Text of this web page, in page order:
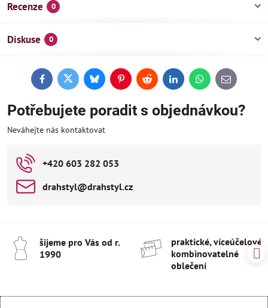
Recenze 0
Diskuse 0
FacebookTwitterBlueskyPinterestReddit LinkedInWhatsApp
E-
mail
Potřebujete poradit s objednávkou?
Neváhejte nás kontaktovat
+420 603 282 053
drahstyl​@drahstyl​.cz
šijeme pro Vás od r​.
1990
praktické, víceúčelové
kombinovatelné
oblečení